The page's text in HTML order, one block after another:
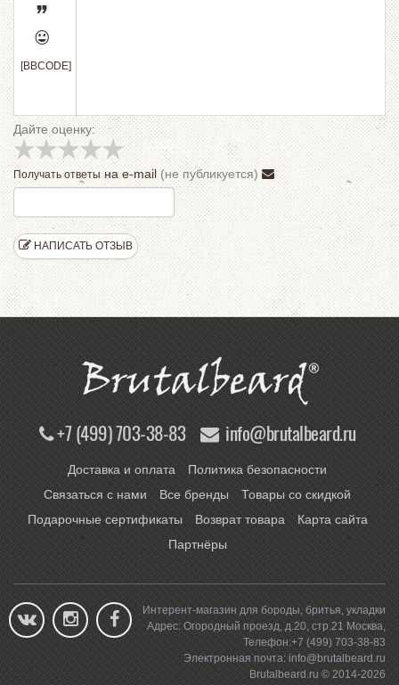


[BBCODE]
Дайте оценку:
Получать ответы на e-mail(не публикуется)
НАПИСАТЬ ОТЗЫВ
+7 (499) 703-38-83 info@brutalbeard.ru
Доставка и оплата
Политика безопасности
Связаться с нами
Все бренды
Товары со скидкой
Подарочные сертификаты
Возврат товара
Карта сайта
Партнёры
Интерент-магазин для бороды, бритья, укладки
Адрес: Огородный проезд, д.20, стр.21 Москва,
Телефон:+7 (499) 703-38-83
Электронная почта: info@brutalbeard.ru
Brutalbeard.ru © 2014-2026